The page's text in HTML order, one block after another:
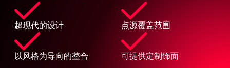
超现代的设计 点源覆盖范围
以风格为导向的整合 可提供定制饰面